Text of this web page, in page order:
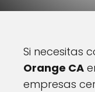
Si necesitas
Orange CA
empresas